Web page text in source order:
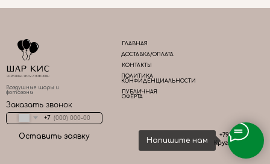
Напишите нам
ГЛАВНАЯ
ДОСТАВКА/ОПЛАТА
КОНТАКТЫ
ПОЛИТИКА
КОНФИДЕНЦИАЛЬНОСТИ
ПУБЛИЧНАЯ
ОФЕРТА
+79161667783
Круглосуточно
Воздушные шары и
фотозоны
Заказать звонок
+7
Оставить заявку